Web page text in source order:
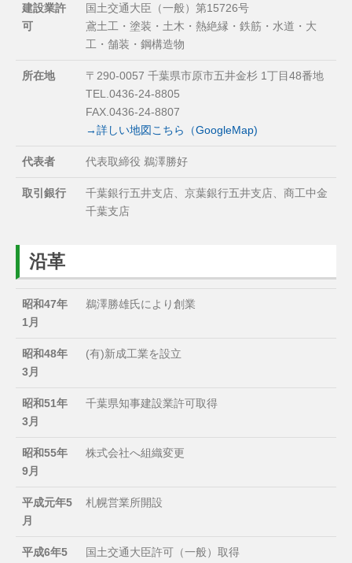
建設業許
可
国土交通大臣（一般）第15726号
鳶土工・塗装・土木・熱絶縁・鉄筋・水道・大
工・舗装・鋼構造物
所在地
〒290-0057 千葉県市原市五井金杉 1丁目48番地
TEL.0436-24-8805
FAX.0436-24-8807
→詳しい地図こちら（GoogleMap)
代表者 代表取締役 鵜澤勝好
取引銀行
千葉銀行五井支店、京葉銀行五井支店、商工中金
千葉支店
沿革
昭和47年
1月
鵜澤勝雄氏により創業
昭和48年
3月
(有)新成工業を設立
昭和51年
3月
千葉県知事建設業許可取得
昭和55年
9月
株式会社へ組織変更
平成元年5
月
札幌営業所開設
平成6年5
国土交通大臣許可（一般）取得